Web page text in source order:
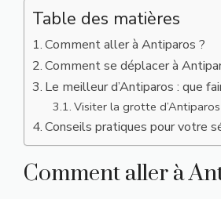
Table des matières
Comment aller à Antiparos ?
Comment se déplacer à
Le meilleur d’Antiparos : que
Visiter la grotte d’Antiparos
Conseils pratiques pour votre
Comment aller à